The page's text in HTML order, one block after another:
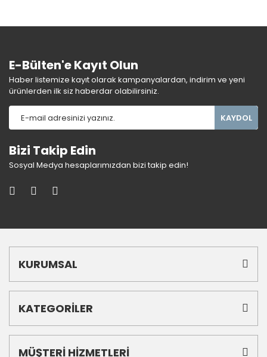
E-Bülten'e Kayıt Olun
Haber listemize kayıt olarak kampanyalardan, indirim ve yeni
ürünlerden ilk siz haberdar olabilirsiniz.
KAYDOL
Bizi Takip Edin
Sosyal Medya hesaplarımızdan bizi takip edin!
KURUMSAL
KATEGORİLER
MÜŞTERİ HİZMETLERİ